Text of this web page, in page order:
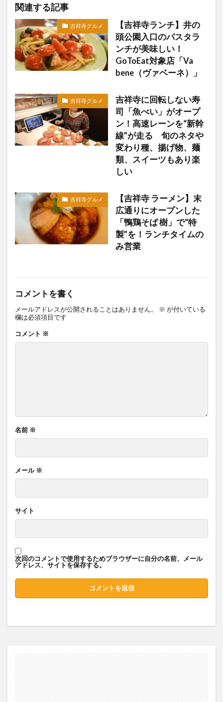
関連する記事
吉祥寺グルメ
【吉祥寺ランチ】井の
頭公園入口のパスタラ
ンチが美味しい！
GoToEat対象店「Va
bene（ヴァベーネ）」
吉祥寺グルメ
吉祥寺に回転しない寿
司「魚べい」がオープ
ン！高速レーンを“新幹
線”が走る 旬のネタや
変わり種、揚げ物、麺
類、スイーツもあり楽
しい
吉祥寺グルメ
【吉祥寺 ラーメン】末
広通りにオープンした
「鴨鶏そば 樹」で“特
製”を！ランチタイムの
み営業
コメントを書く
メールアドレスが公開されることはありません。 ※ が付いている
欄は必須項目です
コメント ※
名前 ※
メール ※
サイト
次回のコメントで使用するためブラウザーに自分の名前、メール
アドレス、サイトを保存する。